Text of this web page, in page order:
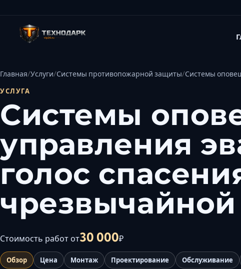
Главная Услуги Системы противопожарной защиты Системы
УСЛУГА
Системы
управления
голос
Стоимость работ от30 000₽
Обзор Цена Монтаж Проектирование Обслуживание